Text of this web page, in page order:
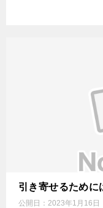
引き寄せるために
公開日： 2023年1月16日